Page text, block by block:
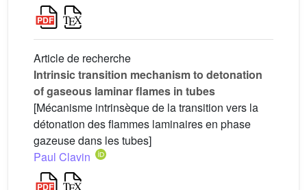
Article de recherche
Intrinsic transition mechanism to detonation
of gaseous laminar flames in tubes
[Mécanisme intrinsèque de la transition vers la
détonation des flammes laminaires en phase
gazeuse dans les tubes]
Paul Clavin